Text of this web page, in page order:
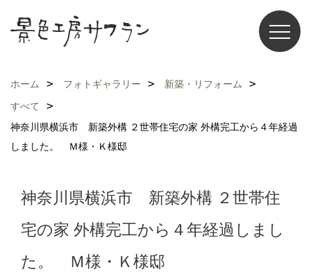
ホーム フォトギャラリー
新築・リフォーム
すべて
神奈川県横浜市 新築外構 ２世帯住宅の家 外構完工から４年経過
しました。 Ｍ様・Ｋ様邸
神奈川県横浜市 新築外構 ２世帯住
宅の家 外構完工から４年経過しまし
た。 Ｍ様・Ｋ様邸